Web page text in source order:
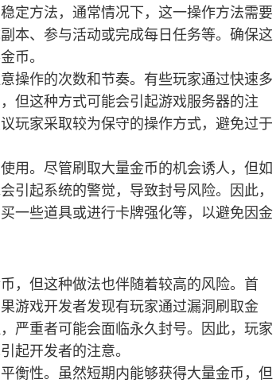
定方法，通常情况下，这一操作方法需要
本、参与活动或完成每日任务等。确保这
币。
操作的次数和节奏。有些玩家通过快速多
但这种方式可能会引起游戏服务器的注
玩家采取较为保守的操作方式，避免过于
用。尽管刷取大量金币的机会诱人，但如
引起系统的警觉，导致封号风险。因此，
一些道具或进行卡牌强化等，以避免因金
，但这种做法也伴随着较高的风险。首
游戏开发者发现有玩家通过漏洞刷取金
严重者可能会面临永久封号。因此，玩家
起开发者的注意。
衡性。虽然短期内能够获得大量金币，但